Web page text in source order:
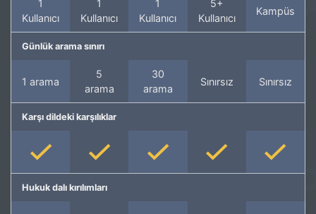
1
Kullanıcı
1
Kullanıcı
1
Kullanıcı
5+
Kullanıcı
Kampüs
Günlük arama sınırı
1 arama
5
arama
30
arama
Sınırsız Sınırsız
Karşı dildeki karşılıklar
Hukuk dalı kırılımları